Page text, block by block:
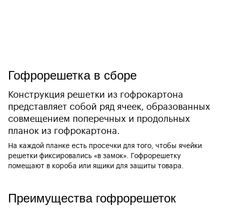
Гофрорешетка в сборе
Конструкция решетки из гофрокартона
представляет собой ряд ячеек, образованных
совмещением поперечных и продольных
планок из гофрокартона.
На каждой планке есть просечки для того, чтобы ячейки
решетки фиксировались «в замок». Гофрорешетку
помещают в короба или ящики для защиты товара.
Преимущества гофрорешеток